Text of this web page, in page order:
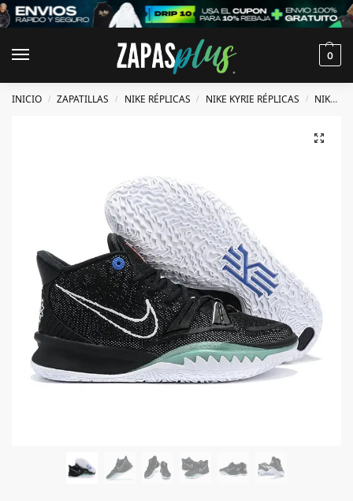
0
INICIO / ZAPATILLAS / NIKE RÉPLICAS / NIKE KYRIE RÉPLICAS / NIKE KYRIE 7 RÉPLICAS